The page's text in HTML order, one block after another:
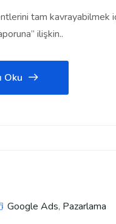
tam kavrayabilmek
ilişkin..
Oku
Google Ads, Pazarlama